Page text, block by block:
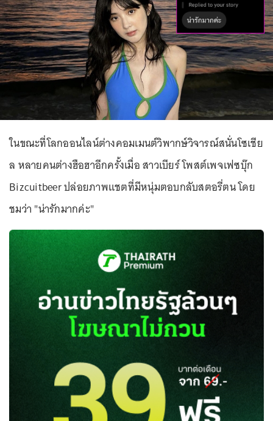
ในขณะที่โลกออนไลน์ต่างคอมเมนต์วิพากษ์วิจารณ์สนั่นโซเชีย
ล หลายคนต่างฮือฮาอีกครั้งเมื่อ สาวเบียร์ โพสต์เพจเฟซบุ๊ก
Bizcuitbeer ปล่อยภาพแชตที่มีหนุ่มตอบกลับสตอรี่ตน โดย
ชมว่า "น่ารักมากค่ะ"